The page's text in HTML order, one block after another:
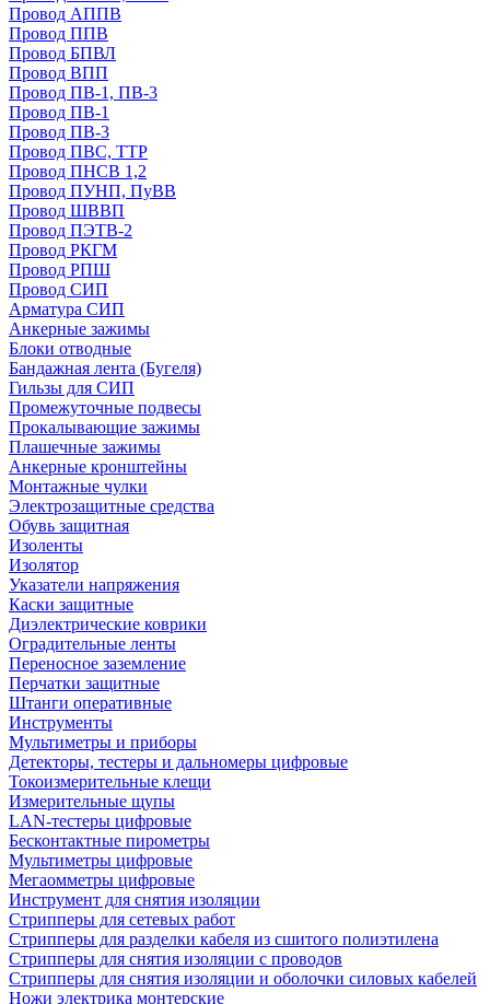
Провод АППВ
Провод ППВ
Провод БПВЛ
Провод ВПП
Провод ПВ-1, ПВ-3
Провод ПВ-1
Провод ПВ-3
Провод ПВС, ТТР
Провод ПНСВ 1,2
Провод ПУНП, ПуВВ
Провод ШВВП
Провод ПЭТВ-2
Провод РКГМ
Провод РПШ
Провод СИП
Арматура СИП
Анкерные зажимы
Блоки отводные
Бандажная лента (Бугеля)
Гильзы для СИП
Промежуточные подвесы
Прокалывающие зажимы
Плашечные зажимы
Анкерные кронштейны
Монтажные чулки
Электрозащитные средства
Обувь защитная
Изоленты
Изолятор
Указатели напряжения
Каски защитные
Диэлектрические коврики
Оградительные ленты
Переносное заземление
Перчатки защитные
Штанги оперативные
Инструменты
Мультиметры и приборы
Детекторы, тестеры и дальномеры цифровые
Токоизмерительные клещи
Измерительные щупы
LAN-тестеры цифровые
Бесконтактные пирометры
Мультиметры цифровые
Мегаомметры цифровые
Инструмент для снятия изоляции
Стрипперы для сетевых работ
Стрипперы для разделки кабеля из сшитого полиэтилена
Cтрипперы для снятия изоляции с проводов
Стрипперы для снятия изоляции и оболочки силовых кабелей
Ножи электрика монтерские